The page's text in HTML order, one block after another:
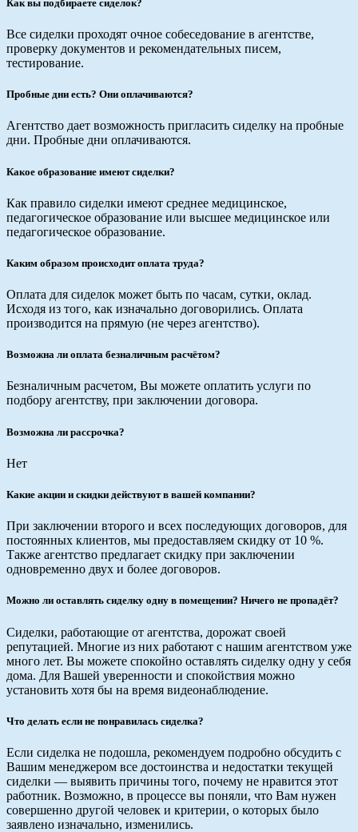
Как вы подбираете сиделок?
Все сиделки проходят очное собеседование в агентстве,
проверку документов и рекомендательных писем,
тестирование.
Пробные дни есть? Они оплачиваются?
Агентство дает возможность пригласить сиделку на пробные
дни. Пробные дни оплачиваются.
Какое образование имеют сиделки?
Как правило сиделки имеют среднее медицинское,
педагогическое образование или высшее медицинское или
педагогическое образование.
Каким образом происходит оплата труда?
Оплата для сиделок может быть по часам, сутки, оклад.
Исходя из того, как изначально договорились. Оплата
производится на прямую (не через агентство).
Возможна ли оплата безналичным расчётом?
Безналичным расчетом, Вы можете оплатить услуги по
подбору агентству, при заключении договора.
Возможна ли рассрочка?
Нет
Какие акции и скидки действуют в вашей компании?
При заключении второго и всех последующих договоров, для
постоянных клиентов, мы предоставляем скидку от 10 %.
Также агентство предлагает скидку при заключении
одновременно двух и более договоров.
Можно ли оставлять сиделку одну в помещении? Ничего не пропадёт?
Сиделки, работающие от агентства, дорожат своей
репутацией. Многие из них работают с нашим агентством уже
много лет. Вы можете спокойно оставлять сиделку одну у себя
дома. Для Вашей уверенности и спокойствия можно
установить хотя бы на время видеонаблюдение.
Что делать если не понравилась сиделка?
Если сиделка не подошла, рекомендуем подробно обсудить с
Вашим менеджером все достоинства и недостатки текущей
сиделки — выявить причины того, почему не нравится этот
работник. Возможно, в процессе вы поняли, что Вам нужен
совершенно другой человек и критерии, о которых было
заявлено изначально, изменились.